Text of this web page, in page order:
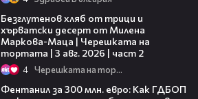
Безглутенов хляб от трици и
хърватски десерт от Милена
Маркова-Маца | Черешката на
тортата | 3 авг. 2026 | част 2
4 Черешката на тортата
Фентанил за 300 млн. евро: Как ГДБОП